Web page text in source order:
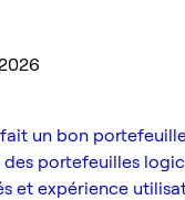
un bon
portefeuilles
et expérience